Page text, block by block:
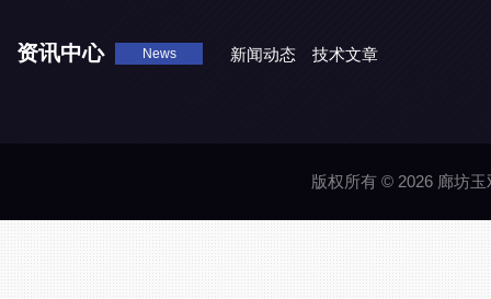
资讯中心 News 新闻动态 技术文章
版权所有 © 2026 廊坊